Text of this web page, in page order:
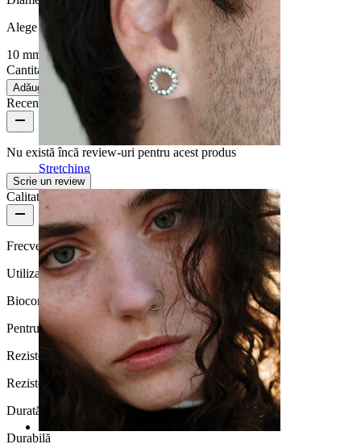
Stretching
Alege Diametru
10 mm
Cantitate: 1
Adăugă în coș
Recenzii produs
Nu există încă review-uri pentru acest produs
Scrie un review
Calitatea produsului
Frecvență purtare
Utilizare zilnică
Biocompatibilitate
Pentru majoritatea tipurilor de piele
Rezistență la apă
Rezistentă la apă
Durată de viață
Durabilă